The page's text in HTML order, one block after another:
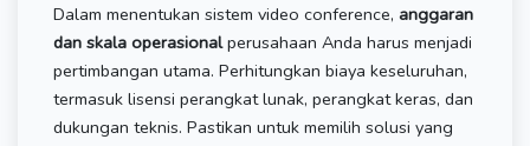
Dalam menentukan sistem video conference, anggaran
dan skala operasionalperusahaan Anda harus menjadi
pertimbangan utama. Perhitungkan biaya keseluruhan,
termasuk lisensi perangkat lunak, perangkat keras, dan
dukungan teknis. Pastikan untuk memilih solusi yang